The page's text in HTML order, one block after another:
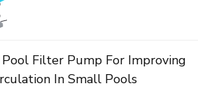
Filter Pump For Improving
In Small Pools